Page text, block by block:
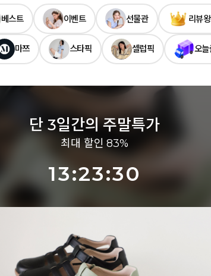
베스트 이벤트 선물관 리뷰
마쯔 스타픽 셀럽픽 오
단 3일간의 주말특가
최대 할인 83%
13:23:27